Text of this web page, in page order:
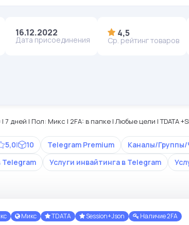
16.12.2022
Дата присоединения
4,5
Ср. рейтинг товаров
7 дней | Пол: Микс | 2FA: в папке | Любые цели | TDATA
5,0| 10 Telegram Premium Каналы/
Telegram Услуги инвайтинга в Telegram
Микс TDATA Session+Json Наличие 2FA